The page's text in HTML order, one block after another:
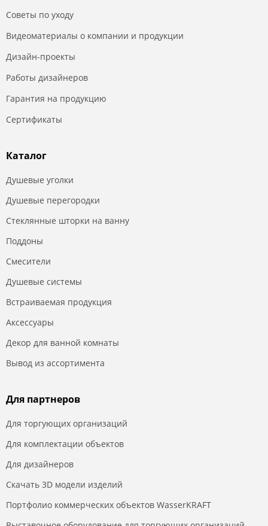
Советы по уходу
Видеоматериалы о компании и продукции
Дизайн-проекты
Работы дизайнеров
Гарантия на продукцию
Сертификаты
Каталог
Душевые уголки
Душевые перегородки
Стеклянные шторки на ванну
Поддоны
Смесители
Душевые системы
Встраиваемая продукция
Аксессуары
Декор для ванной комнаты
Вывод из ассортимента
Для партнеров
Для торгующих организаций
Для комплектации объектов
Для дизайнеров
Скачать 3D модели изделий
Портфолио коммерческих объектов WasserKRAFT